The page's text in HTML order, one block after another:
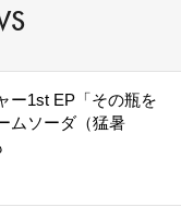
ー1st EP「その瓶を
ムソーダ（猛暑